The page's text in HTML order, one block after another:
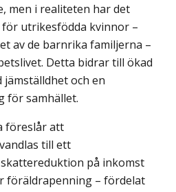
men i reali­teten har det
utrikesfödda kvinnor –
av de barnrika familjerna –
Detta bidrar till ökad
och en
för samhället.
föreslår att
till ett
på inkomst
föräldrapenning – fördelat